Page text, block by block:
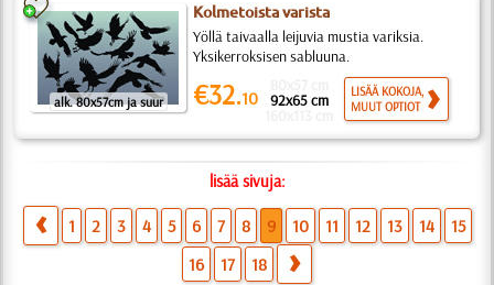
alk. 80x57cm ja suur
Kolmetoista varista
Yöllä taivaalla leijuvia mustia variksia.
Yksikerroksisen sabluuna.
€32.10 92x65 cm
LISÄÄ KOKOJA,
MUUT OPTIOT
lisää sivuja:
1 2 3 4 5 6 7 8 9 10 11 12 13 14
15
16
17 18